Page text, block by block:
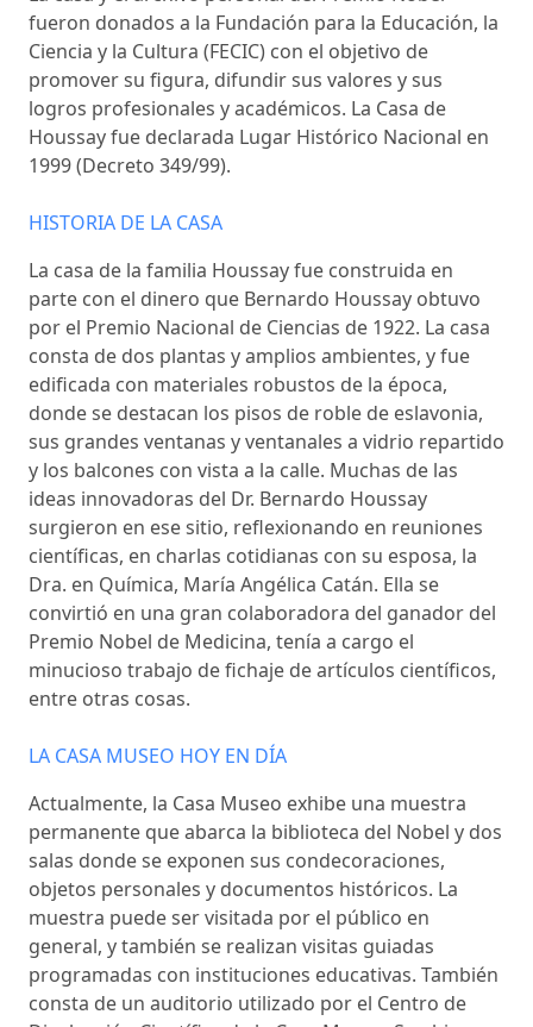
fueron donados a la Fundación para la Educación, la
Ciencia y la Cultura (FECIC) con el objetivo de
promover su figura, difundir sus valores y sus
logros profesionales y académicos. La Casa de
Houssay fue declarada Lugar Histórico Nacional en
1999 (Decreto 349/99).
HISTORIA DE LA CASA
La casa de la familia Houssay fue construida en
parte con el dinero que Bernardo Houssay obtuvo
por el Premio Nacional de Ciencias de 1922. La casa
consta de dos plantas y amplios ambientes, y fue
edificada con materiales robustos de la época,
donde se destacan los pisos de roble de eslavonia,
sus grandes ventanas y ventanales a vidrio repartido
y los balcones con vista a la calle. Muchas de las
ideas innovadoras del Dr. Bernardo Houssay
surgieron en ese sitio, reflexionando en reuniones
científicas, en charlas cotidianas con su esposa, la
Dra. en Química, María Angélica Catán. Ella se
convirtió en una gran colaboradora del ganador del
Premio Nobel de Medicina, tenía a cargo el
minucioso trabajo de fichaje de artículos científicos,
entre otras cosas.
LA CASA MUSEO HOY EN DÍA
Actualmente, la Casa Museo exhibe una muestra
permanente que abarca la biblioteca del Nobel y dos
salas donde se exponen sus condecoraciones,
objetos personales y documentos históricos. La
muestra puede ser visitada por el público en
general, y también se realizan visitas guiadas
programadas con instituciones educativas. También
consta de un auditorio utilizado por el Centro de